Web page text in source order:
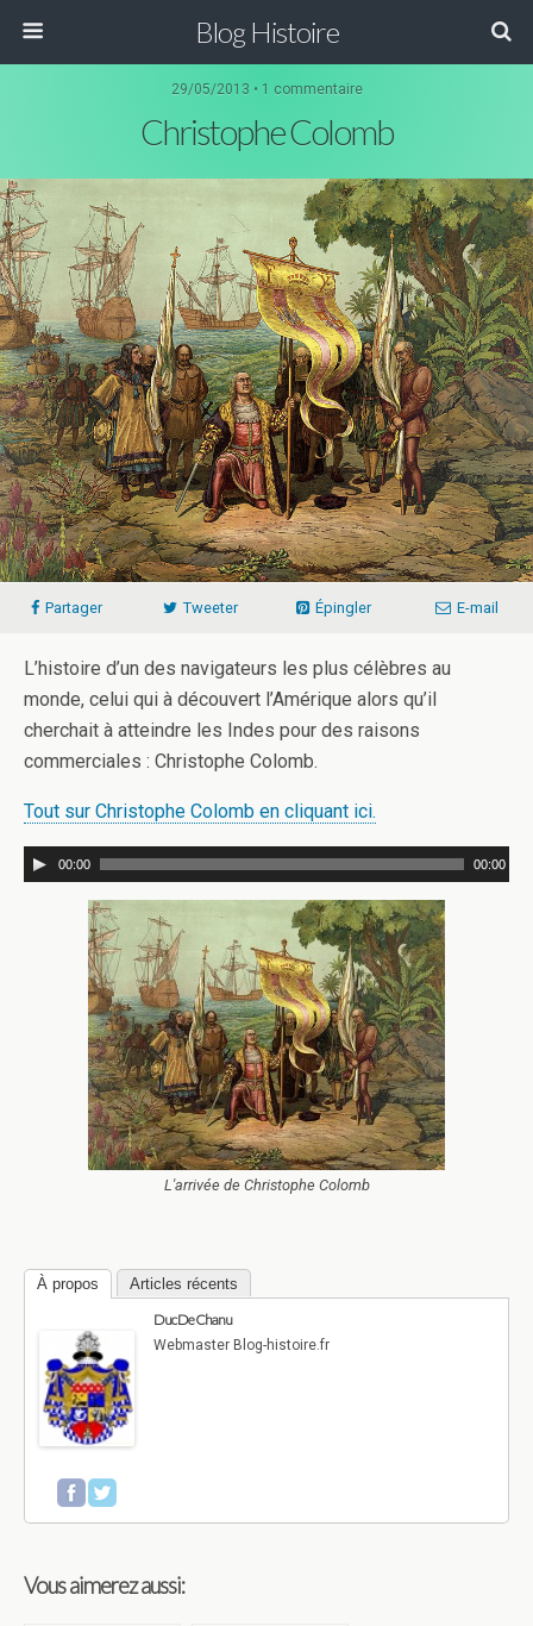
Blog Histoire
29/05/2013 • 1 commentaire
Christophe Colomb
Partager Tweeter Épingler E-mail
L’histoire d’un des navigateurs les plus célèbres au
monde, celui qui à découvert l’Amérique alors qu’il
cherchait à atteindre les Indes pour des raisons
commerciales : Christophe Colomb.
Tout sur Christophe Colomb en cliquant ici.
00:00 00:00
L'arrivée de Christophe Colomb
À propos
Articles récents
Duc De Chanu
Webmaster Blog-histoire.fr
Vous aimerez aussi: